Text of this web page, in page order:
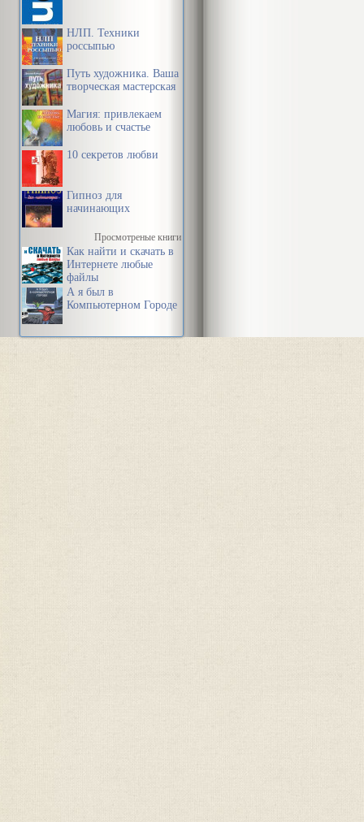
НЛП. Техники
россыпью
Путь художника. Ваша
творческая мастерская
Магия: привлекаем
любовь и счастье
10 секретов любви
Гипноз для
начинающих
Просмотреные книги
Как найти и скачать в
Интернете любые
файлы
А я был в
Компьютерном Городе